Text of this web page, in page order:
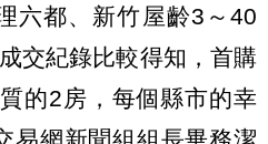
六都、新竹屋齡3～40
交紀錄比較得知，首購
的2房，每個縣市的幸